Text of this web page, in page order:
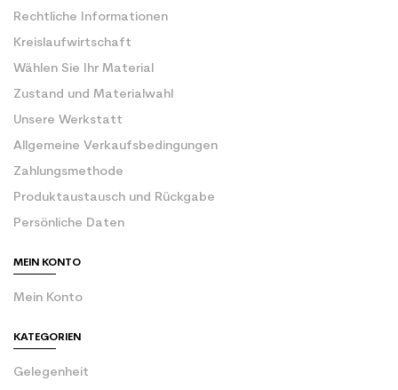
Rechtliche Informationen
Kreislaufwirtschaft
Wählen Sie Ihr Material
Zustand und Materialwahl
Unsere Werkstatt
Allgemeine Verkaufsbedingungen
Zahlungsmethode
Produktaustausch und Rückgabe
Persönliche Daten
MEIN KONTO
Mein Konto
KATEGORIEN
Gelegenheit